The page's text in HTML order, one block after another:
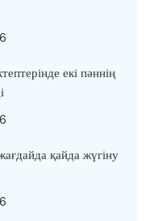
екі пәннің
қайда жүгіну